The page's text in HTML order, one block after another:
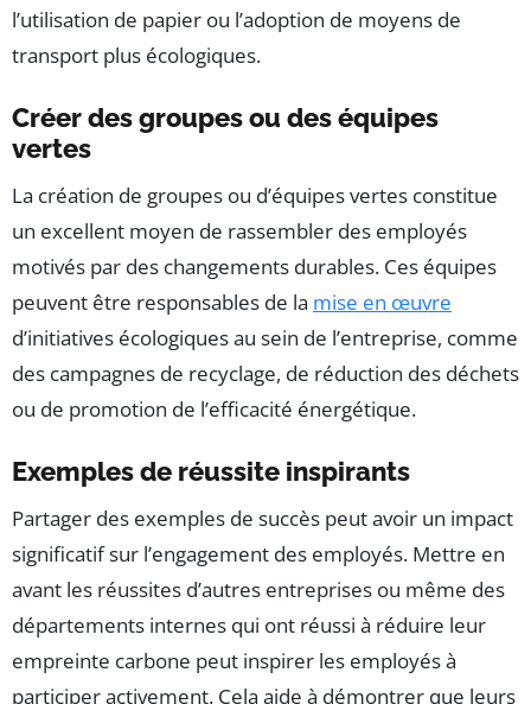
l’utilisation de papier ou l’adoption de moyens de
transport plus écologiques.
Créer des groupes ou des équipes
vertes
La création de groupes ou d’équipes vertes constitue
un excellent moyen de rassembler des employés
motivés par des changements durables. Ces équipes
peuvent être responsables de la mise en œuvre
d’initiatives écologiques au sein de l’entreprise, comme
des campagnes de recyclage, de réduction des déchets
ou de promotion de l’efficacité énergétique.
Exemples de réussite inspirants
Partager des exemples de succès peut avoir un impact
significatif sur l’engagement des employés. Mettre en
avant les réussites d’autres entreprises ou même des
départements internes qui ont réussi à réduire leur
empreinte carbone peut inspirer les employés à
participer activement. Cela aide à démontrer que leurs